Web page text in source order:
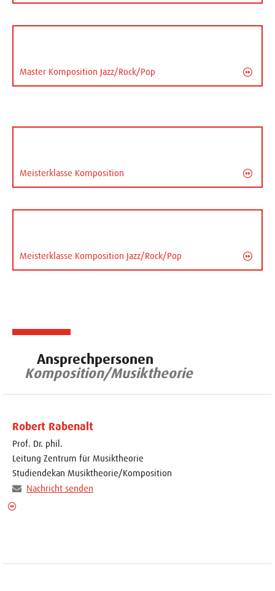
Master Komposition Jazz/Rock/Pop
Meisterklasse Komposition
Meisterklasse Komposition Jazz/Rock/Pop
Ansprechpersonen
Komposition/Musiktheorie
Robert Rabenalt
Prof. Dr. phil.
Leitung Zentrum für Musiktheorie
Studiendekan Musiktheorie/Komposition
Nachricht senden